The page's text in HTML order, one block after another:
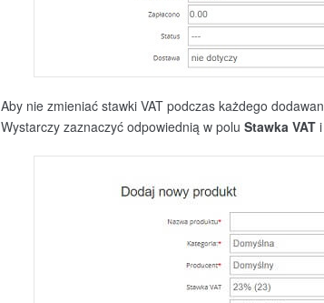
Aby nie zmieniać stawki VAT podczas każdego
Wystarczy zaznaczyć odpowiednią w polu Stawka VAT